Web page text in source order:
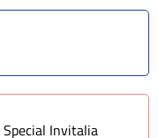
Special Invitalia